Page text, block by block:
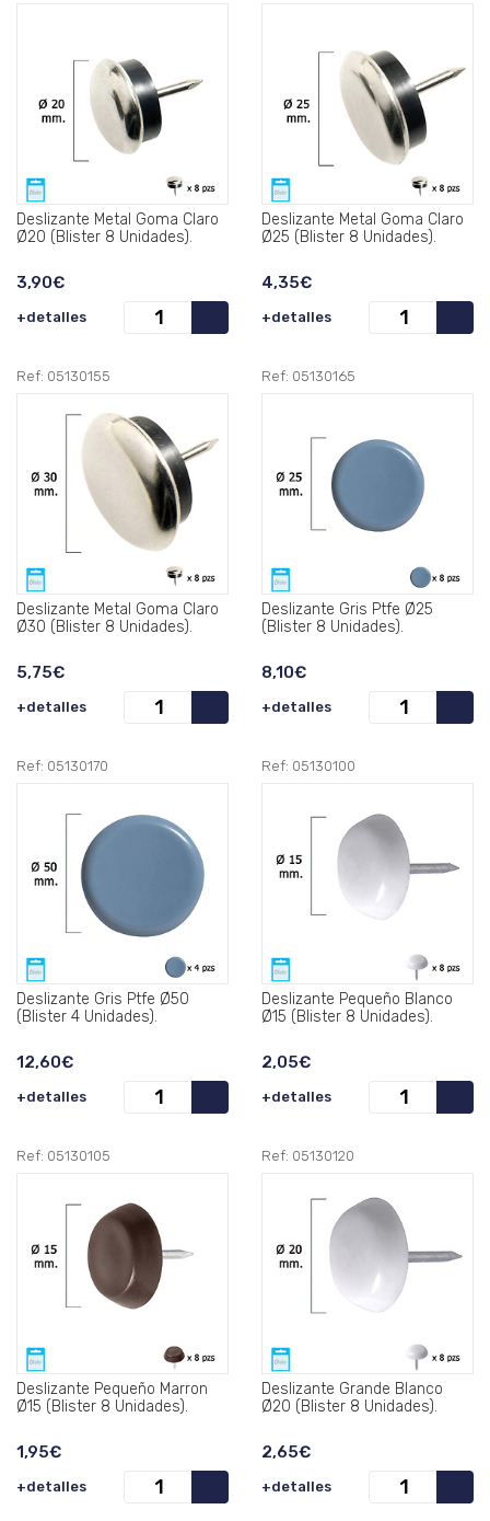
Deslizante Metal Goma Claro
Ø20 (Blister 8 Unidades).
3,90€
+detalles
Deslizante Metal Goma Claro
Ø25 (Blister 8 Unidades).
4,35€
+detalles
Ref: 05130155
Deslizante Metal Goma Claro
Ø30 (Blister 8 Unidades).
5,75€
+detalles
Ref: 05130165
Deslizante Gris Ptfe Ø25
(Blister 8 Unidades).
8,10€
+detalles
Ref: 05130170
Deslizante Gris Ptfe Ø50
(Blister 4 Unidades).
12,60€
+detalles
Ref: 05130100
Deslizante Pequeño Blanco
Ø15 (Blister 8 Unidades).
2,05€
+detalles
Ref: 05130105
Deslizante Pequeño Marron
Ø15 (Blister 8 Unidades).
1,95€
+detalles
Ref: 05130120
Deslizante Grande Blanco
Ø20 (Blister 8 Unidades).
2,65€
+detalles